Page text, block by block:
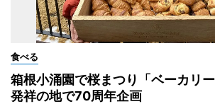
食べる
箱根小涌園で桜まつり「ベーカリ
発祥の地で70周年企画